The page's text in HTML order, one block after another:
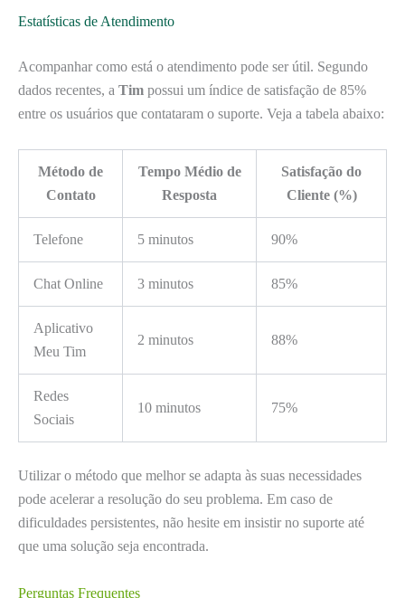
Estatísticas de Atendimento
Acompanhar como está o atendimento pode ser útil. Segundo
dados recentes, a Tim possui um índice de satisfação de 85%
entre os usuários que contataram o suporte. Veja a tabela abaixo:
Método de
Contato
Tempo Médio de
Resposta
Satisfação do
Cliente (%)
Telefone 5 minutos 90%
Chat Online 3 minutos 85%
Aplicativo
Meu Tim
2 minutos 88%
Redes
Sociais
10 minutos 75%
Utilizar o método que melhor se adapta às suas necessidades
pode acelerar a resolução do seu problema. Em caso de
dificuldades persistentes, não hesite em insistir no suporte até
que uma solução seja encontrada.
Perguntas Frequentes